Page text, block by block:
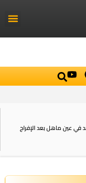
عين ماهل بعد الإفراج